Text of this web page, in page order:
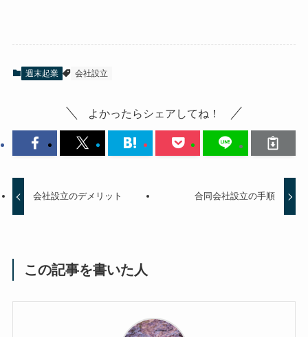
週末起業 会社設立
よかったらシェアしてね！
会社設立のデメリット 合同会社設立の手順
この記事を書いた人